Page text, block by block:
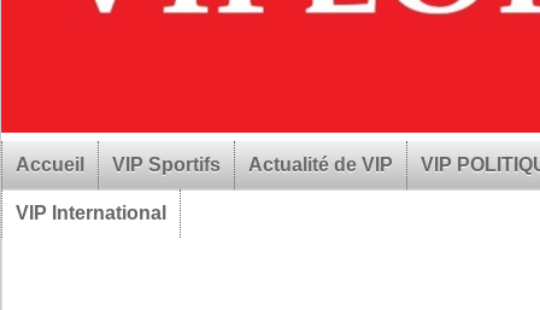
Accueil VIP Sportifs Actualité de VIP VIP
VIP International